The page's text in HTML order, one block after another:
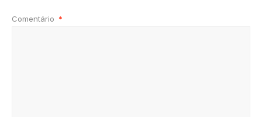
Comentário *